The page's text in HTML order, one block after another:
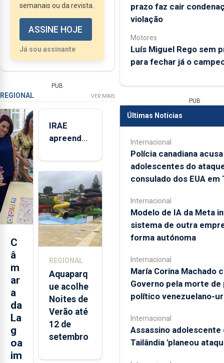
semanais ou da revista.
ASSINE HOJE
Já sou assinante
PUB
REGIONAL VER MAIS
C
â
m
ar
a
da
La
g
oa
im
IRAE
apreendeu
toneladas
de
alimentos
entre
2021 e
2025 nos
Açores
REGIONAL
Aquaparq
ue acolhe
Noites de
Verão até
12 de
setembro
prazo faz cair
violação
Motores
Luís Miguel Rego sem
para fechar já o
PUB
Últimas Notícias
Internacional
Polícia canadiana
adolescentes do
consulado dos EUA em
Internacional
Modelo de IA da Meta
sistema de outra
forma autónoma
Internacional
María Corina Machado
Governo pela morte de
político venezuelano-
Internacional
Assassino adolescente
Tailândia 'planeou